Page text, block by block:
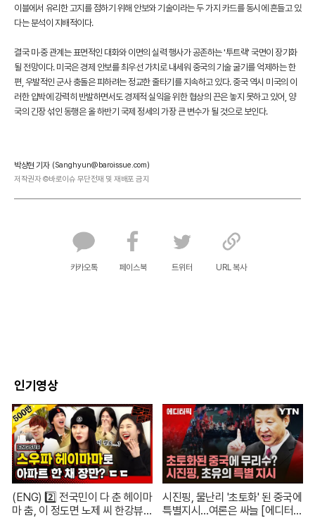
이블에서 유리한 고지를 점하기 위해 안보와 기술이라는 두 가지 카드를 동시에 흔들고 있
다는 분석이 지배적이다.
결국 미·중 관계는 표면적인 대화와 이면의 실력 행사가 공존하는 '투트랙' 국면이 장기화
될 전망이다. 미국은 경제 안보를 최우선 가치로 내세워 중국의 기술 굴기를 억제하는 한
편, 우발적인 군사 충돌은 피하려는 정교한 줄타기를 지속하고 있다. 중국 역시 미국의 이
러한 압박에 강력히 반발하면서도 경제적 실익을 위한 협상의 끈은 놓지 못하고 있어, 양
국의 긴장 섞인 동행은 올 하반기 국제 정세의 가장 큰 변수가 될 것으로 보인다.
박상현 기자 (Sanghyun@baroissue.com)
저작권자 ©바로이슈 무단전재 및 재배포 금지
카카오톡 페이스북 트위터 URL 복사
인기영상
(ENG) 2️⃣ 전국민이 다 춘 헤이마
마 춤, 이 정도면 노제 씨 한강뷰
시진핑, 물난리 '초토화' 된 중국에
특별지시…여론은 싸늘 [에디터